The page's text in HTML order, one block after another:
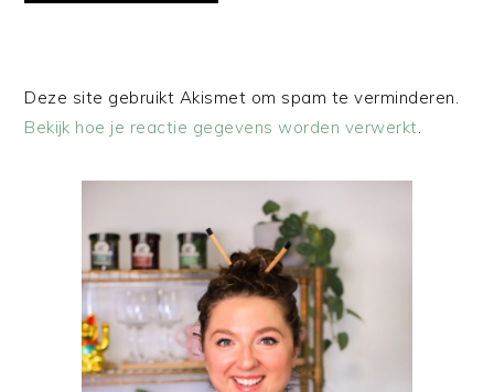
Deze site gebruikt Akismet om spam te verminderen.
Bekijk hoe je reactie gegevens worden verwerkt.